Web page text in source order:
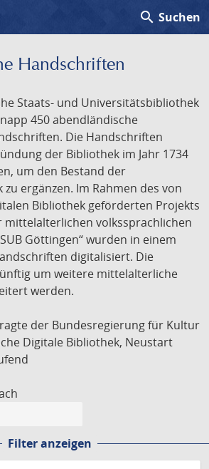
search Suchen
Handschriften
Staats- und Universitätsbibliothek
450 abendländische
Die Handschriften
der Bibliothek im Jahr 1734
um den Bestand der
ergänzen. Im Rahmen des von
Bibliothek geförderten Projekts
mittelalterlichen volkssprachlichen
Göttingen“ wurden in einem
digitalisiert. Die
um weitere mittelalterliche
werden.
der Bundesregierung für Kultur
Digitale Bibliothek, Neustart
Filter anzeigen